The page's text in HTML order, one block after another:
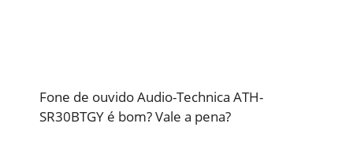
Fone de ouvido Audio-Technica ATH-
SR30BTGY é bom? Vale a pena?